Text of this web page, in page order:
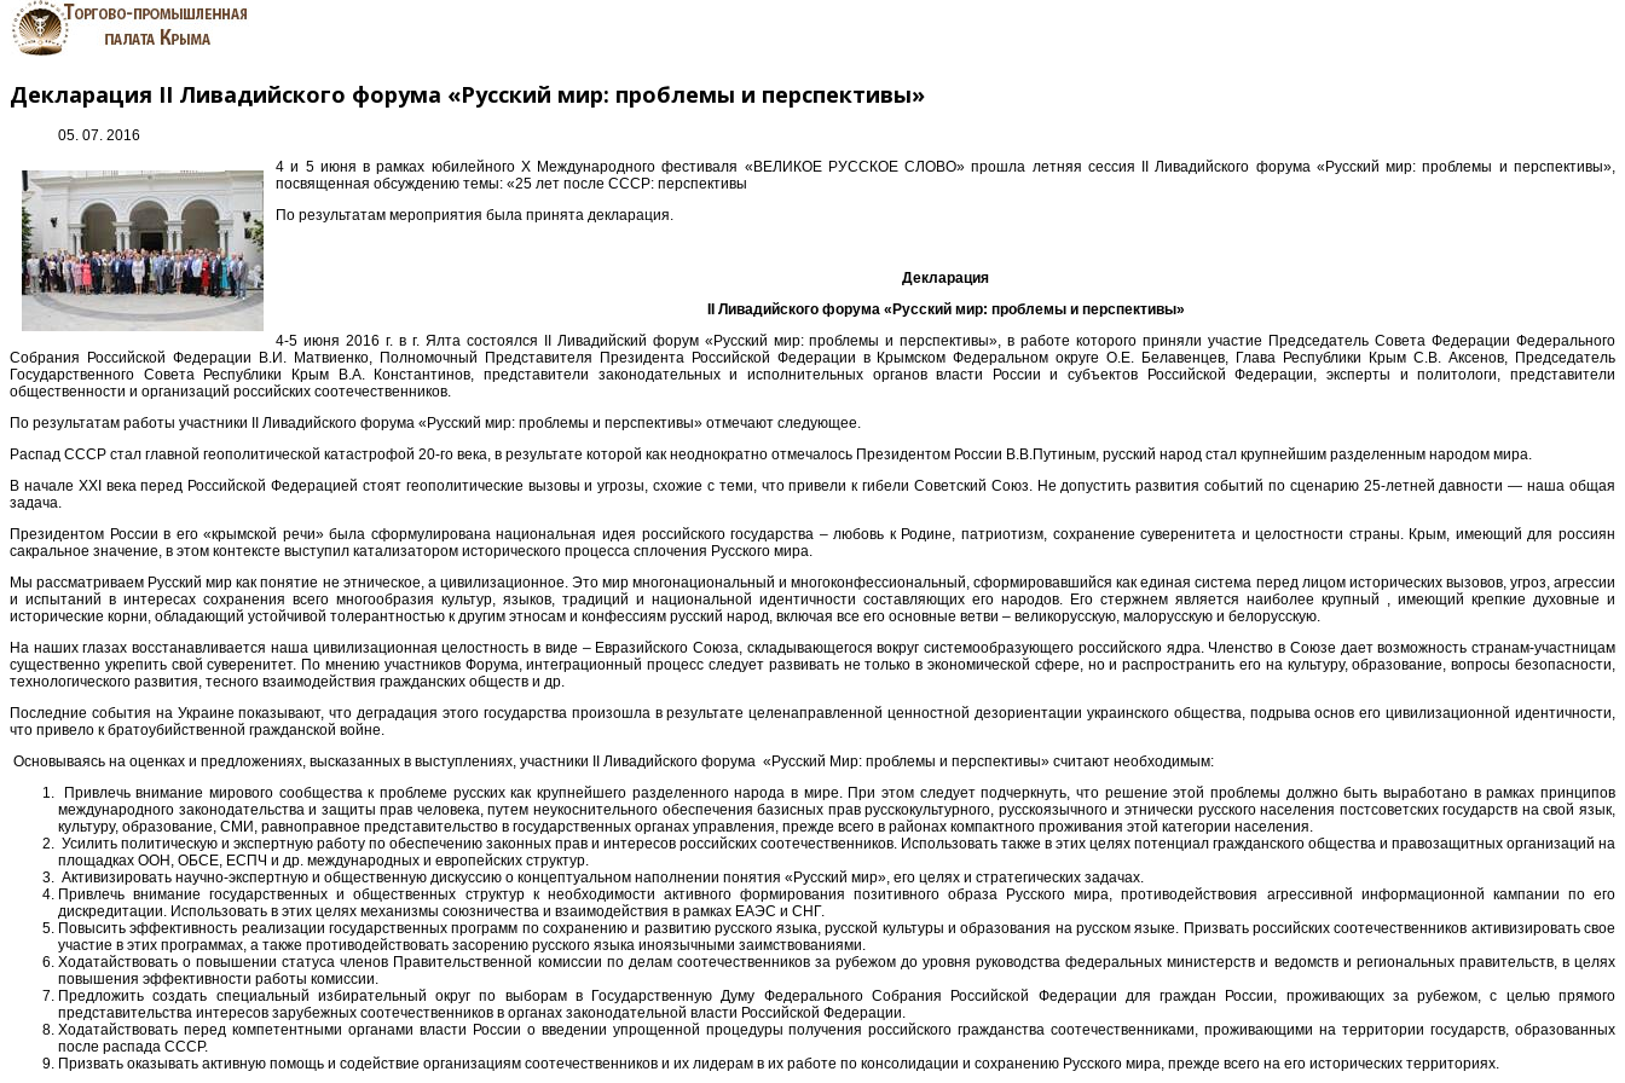
Декларация II Ливадийского форума «Русский мир: проблемы и перспективы»
05. 07. 2016
4 и 5 июня в рамках юбилейного Х Международного фестиваля «ВЕЛИКОЕ РУССКОЕ СЛОВО» прошла летняя сессия II Ливадийского форума «Русский мир: проблемы и перспективы»,
посвященная обсуждению темы: «25 лет после СССР: перспективы
По результатам мероприятия была принята декларация.
Декларация
II Ливадийского форума «Русский мир: проблемы и перспективы»
4-5 июня 2016 г. в г. Ялта состоялся II Ливадийский форум «Русский мир: проблемы и перспективы», в работе которого приняли участие Председатель Совета Федерации Федерального
Собрания Российской Федерации В.И. Матвиенко, Полномочный Представителя Президента Российской Федерации в Крымском Федеральном округе О.Е. Белавенцев, Глава Республики Крым С.В. Аксенов, Председатель
Государственного Совета Республики Крым В.А. Константинов, представители законодательных и исполнительных органов власти России и субъектов Российской Федерации, эксперты и политологи, представители
общественности и организаций российских соотечественников.
По результатам работы участники II Ливадийского форума «Русский мир: проблемы и перспективы» отмечают следующее.
Распад СССР стал главной геополитической катастрофой 20-го века, в результате которой как неоднократно отмечалось Президентом России В.В.Путиным, русский народ стал крупнейшим разделенным народом мира.
В начале XXI века перед Российской Федерацией стоят геополитические вызовы и угрозы, схожие с теми, что привели к гибели Советский Союз. Не допустить развития событий по сценарию 25-летней давности — наша общая
задача.
Президентом России в его «крымской речи» была сформулирована национальная идея российского государства – любовь к Родине, патриотизм, сохранение суверенитета и целостности страны. Крым, имеющий для россиян
сакральное значение, в этом контексте выступил катализатором исторического процесса сплочения Русского мира.
Мы рассматриваем Русский мир как понятие не этническое, а цивилизационное. Это мир многонациональный и многоконфессиональный, сформировавшийся как единая система перед лицом исторических вызовов, угроз, агрессии
и испытаний в интересах сохранения всего многообразия культур, языков, традиций и национальной идентичности составляющих его народов. Его стержнем является наиболее крупный , имеющий крепкие духовные и
исторические корни, обладающий устойчивой толерантностью к другим этносам и конфессиям русский народ, включая все его основные ветви – великорусскую, малорусскую и белорусскую.
На наших глазах восстанавливается наша цивилизационная целостность в виде – Евразийского Союза, складывающегося вокруг системообразующего российского ядра. Членство в Союзе дает возможность странам-участницам
существенно укрепить свой суверенитет. По мнению участников Форума, интеграционный процесс следует развивать не только в экономической сфере, но и распространить его на культуру, образование, вопросы безопасности,
технологического развития, тесного взаимодействия гражданских обществ и др.
Последние события на Украине показывают, что деградация этого государства произошла в результате целенаправленной ценностной дезориентации украинского общества, подрыва основ его цивилизационной идентичности,
что привело к братоубийственной гражданской войне.
Основываясь на оценках и предложениях, высказанных в выступлениях, участники II Ливадийского форума «Русский Мир: проблемы и перспективы» считают необходимым:
Привлечь внимание мирового сообщества к проблеме русских как крупнейшего разделенного народа в мире. При этом следует подчеркнуть, что решение этой проблемы должно быть выработано в рамках принципов
международного законодательства и защиты прав человека, путем неукоснительного обеспечения базисных прав русскокультурного, русскоязычного и этнически русского населения постсоветских государств на свой язык,
культуру, образование, СМИ, равноправное представительство в государственных органах управления, прежде всего в районах компактного проживания этой категории населения.
Усилить политическую и экспертную работу по обеспечению законных прав и интересов российских соотечественников. Использовать также в этих целях потенциал гражданского общества и правозащитных организаций на
площадках ООН, ОБСЕ, ЕСПЧ и др. международных и европейских структур.
Активизировать научно-экспертную и общественную дискуссию о концептуальном наполнении понятия «Русский мир», его целях и стратегических задачах.
Привлечь внимание государственных и общественных структур к необходимости активного формирования позитивного образа Русского мира, противодействовия агрессивной информационной кампании по его
дискредитации. Использовать в этих целях механизмы союзничества и взаимодействия в рамках ЕАЭС и СНГ.
Повысить эффективность реализации государственных программ по сохранению и развитию русского языка, русской культуры и образования на русском языке. Призвать российских соотечественников активизировать свое
участие в этих программах, а также противодействовать засорению русского языка иноязычными заимствованиями.
Ходатайствовать о повышении статуса членов Правительственной комиссии по делам соотечественников за рубежом до уровня руководства федеральных министерств и ведомств и региональных правительств, в целях
повышения эффективности работы комиссии.
Предложить создать специальный избирательный округ по выборам в Государственную Думу Федерального Собрания Российской Федерации для граждан России, проживающих за рубежом, с целью прямого
представительства интересов зарубежных соотечественников в органах законодательной власти Российской Федерации.
Ходатайствовать перед компетентными органами власти России о введении упрощенной процедуры получения российского гражданства соотечественниками, проживающими на территории государств, образованных
после распада СССР.
Призвать оказывать активную помощь и содействие организациям соотечественников и их лидерам в их работе по консолидации и сохранению Русского мира, прежде всего на его исторических территориях.